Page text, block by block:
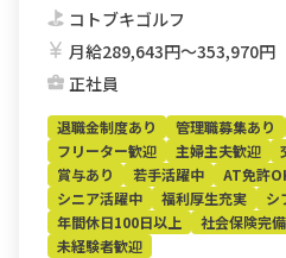
コトブキゴルフ
月給289,643円〜353,970円
正社員
退職金制度あり 管理職募集あり
フリーター歓迎
主婦主夫歓迎
賞与あり
若手活躍中 AT免許
シニア活躍中
福利厚生充実 シ
年間休日100日以上
社会保険完備
未経験者歓迎